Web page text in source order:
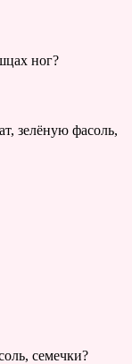
ног?
зелёную фасоль,
семечки?